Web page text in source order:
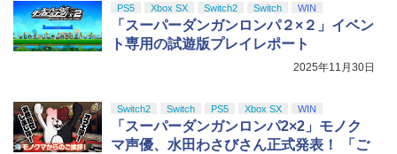
PS5 Xbox SX Switch2 Switch WIN
「スーパーダンガンロンパ２×２」イベン
ト専用の試遊版プレイレポート
2025年11月30日
Switch2 Switch PS5 Xbox SX WIN
「スーパーダンガンロンパ2×2」モノク
マ声優、水田わさびさん正式発表！ 「ご